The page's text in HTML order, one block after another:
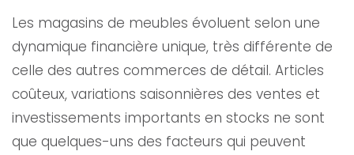
Les magasins de meubles évoluent selon une
dynamique financière unique, très différente de
celle des autres commerces de détail. Articles
coûteux, variations saisonnières des ventes et
investissements importants en stocks ne sont
que quelques-uns des facteurs qui peuvent